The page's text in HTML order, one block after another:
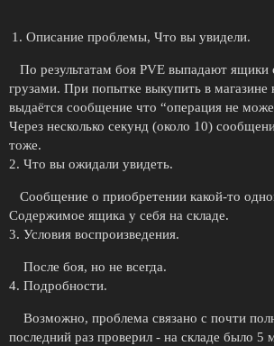
Описание проблемы, Что вы увидели.
По результатам боя PVE выпадают ящики
грузами. При попытке выкупить в магазине
выдаётся сообщение что “операция не
Через несколько секунд (около 10)
тоже.
2. Что вы ожидали увидеть.
Сообщение о приобретении какой-то
Содержимое ящика у себя на складе.
3. Условия воспроизведения.
После боя, но не всегда.
4. Подробности.
Возможно, проблема связано с почти
последний раз проверил - на складе было 5